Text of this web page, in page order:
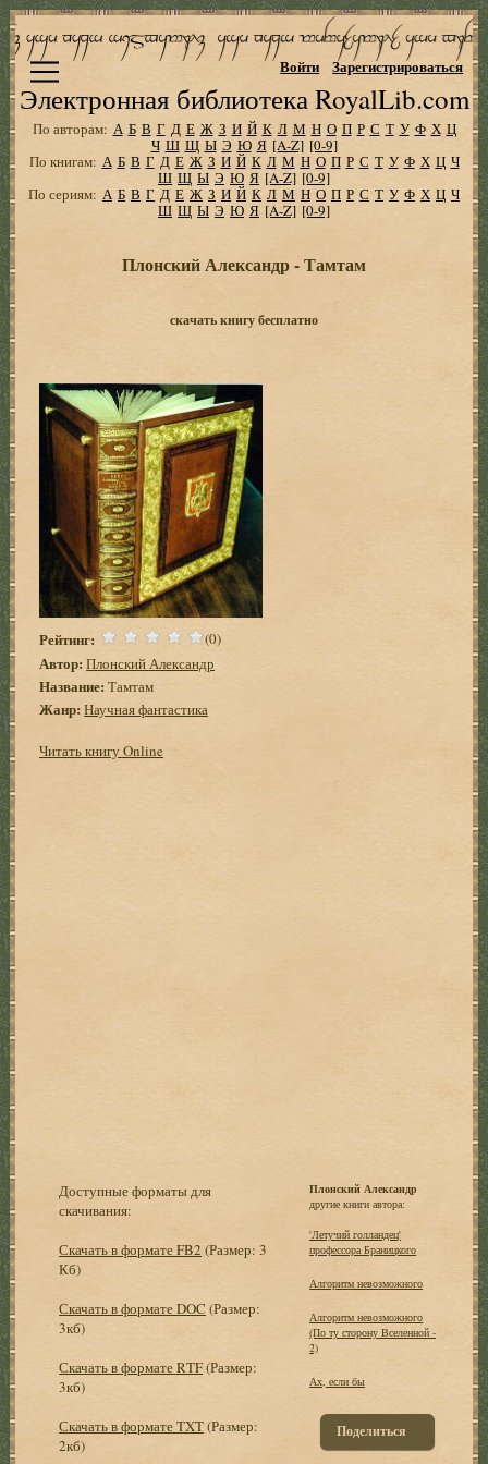
Электронная библиотека RoyalLib.com
Войти Зарегистрироваться
По авторам: А Б В Г Д Е Ж З И Й К Л М Н О П Р С Т У Ф Х Ц
Ч Ш Щ Ы Э Ю Я [A-Z] [0-9]
По книгам: А Б В Г Д Е Ж З И Й К Л М Н О П Р С Т У Ф Х Ц Ч
Ш Щ Ы Э Ю Я [A-Z] [0-9]
По сериям: А Б В Г Д Е Ж З И Й К Л М Н О П Р С Т У Ф Х Ц Ч
Ш Щ Ы Э Ю Я [A-Z] [0-9]
Плонский Александр - Тамтам
скачать книгу бесплатно
Рейтинг: (0)
Автор: Плонский Александр
Название: Тамтам
Жанр: Научная фантастика
Читать книгу Online
Доступные форматы для
скачивания:
Скачать в формате FB2 (Размер: 3
Кб)
Скачать в формате DOC (Размер:
3кб)
Скачать в формате RTF(Размер:
3кб)
Скачать в формате TXT(Размер:
2кб)
Плонский Александр
другие книги автора:
'Летучий голландец'
профессора Браницкого
Алгоритм невозможного
Алгоритм невозможного
(По ту сторону Вселенной -
2)
Ах, если бы
Поделиться